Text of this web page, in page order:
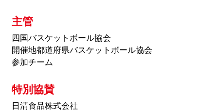
主管
四国バスケットボール協会
開催地都道府県バスケットボール協会
参加チーム
特別協賛
日清食品株式会社